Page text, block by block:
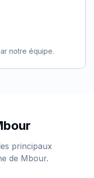
notre équipe.
principaux
de Mbour.